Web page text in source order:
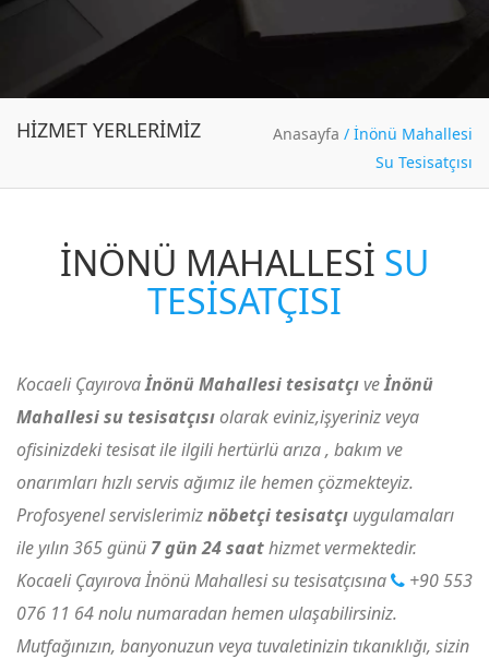
HIZMET YERLERIMIZ Anasayfa / İnönü Mahallesi
Su Tesisatçısı
İNÖNÜ MAHALLESI SU
TESISATÇISI
Kocaeli Çayırovaİnönü Mahallesi tesisatçıveİnönü
Mahallesi su tesisatçısıolarak eviniz,işyeriniz veya
ofisinizdeki tesisat ile ilgili hertürlü arıza , bakım ve
onarımları hızlı servis ağımız ile hemen çözmekteyiz.
Profosyenel servislerimiznöbetçi tesisatçı uygulamaları
ile yılın 365 günü 7 gün 24 saathizmet vermektedir.
Kocaeli Çayırova İnönü Mahallesi su tesisatçısına
+90 553
076 11 64nolu numaradan hemen ulaşabilirsiniz.
Mutfağınızın, banyonuzun veya tuvaletinizin tıkanıklığı, sizin